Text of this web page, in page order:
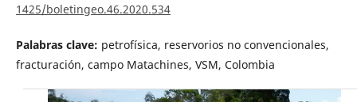
1425/boletingeo.46.2020.534
Palabras clave: petrofísica, reservorios no convencionales,
fracturación, campo Matachines, VSM, Colombia